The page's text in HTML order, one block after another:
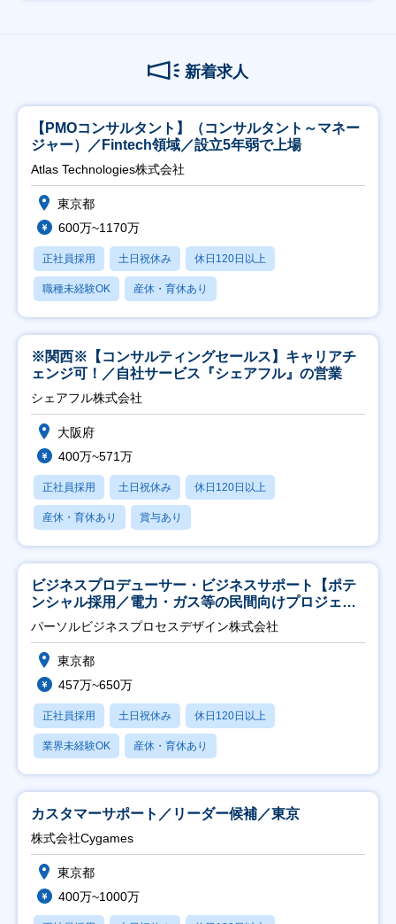
新着求人
【PMOコンサルタント】（コンサルタント～マネー
ジャー）／Fintech領域／設立5年弱で上場
Atlas Technologies株式会社
東京都
600万~1170万
正社員採用 土日祝休み 休日120日以上
職種未経験OK 産休・育休あり
※関西※【コンサルティングセールス】キャリアチ
ェンジ可！／自社サービス『シェアフル』の営業
シェアフル株式会社
大阪府
400万~571万
正社員採用 土日祝休み 休日120日以上
産休・育休あり 賞与あり
ビジネスプロデューサー・ビジネスサポート【ポテ
ンシャル採用／電力・ガス等の民間向けプロジェク
ト推進】
パーソルビジネスプロセスデザイン株式会社
東京都
457万~650万
正社員採用 土日祝休み 休日120日以上
業界未経験OK 産休・育休あり
カスタマーサポート／リーダー候補／東京
株式会社Cygames
東京都
400万~1000万